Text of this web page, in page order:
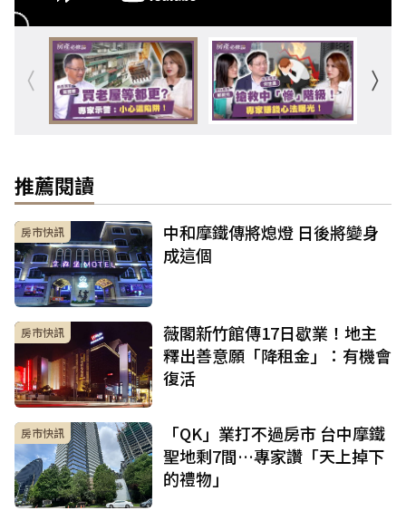
推薦閱讀
房市快訊
中和摩鐵傳將熄燈 日後將變身
成這個
房市快訊
薇閣新竹館傳17日歇業！地主
釋出善意願「降租金」：有機會
復活
房市快訊
「QK」業打不過房市 台中摩鐵
聖地剩7間…專家讚「天上掉下
的禮物」